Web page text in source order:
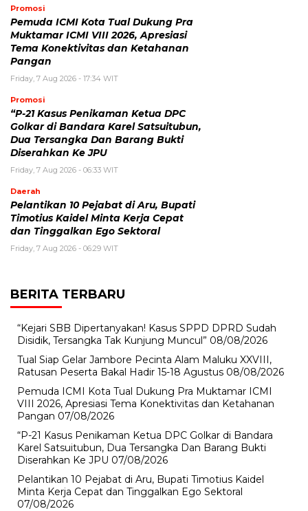
Promosi
Pemuda ICMI Kota Tual Dukung Pra
Muktamar ICMI VIII 2026, Apresiasi
Tema Konektivitas dan Ketahanan
Pangan
Friday, 7 Aug 2026 - 17:34 WIT
Promosi
“P-21 Kasus Penikaman Ketua DPC
Golkar di Bandara Karel Satsuitubun,
Dua Tersangka Dan Barang Bukti
Diserahkan Ke JPU
Friday, 7 Aug 2026 - 06:33 WIT
Daerah
Pelantikan 10 Pejabat di Aru, Bupati
Timotius Kaidel Minta Kerja Cepat
dan Tinggalkan Ego Sektoral
Friday, 7 Aug 2026 - 06:29 WIT
BERITA TERBARU
“Kejari SBB Dipertanyakan! Kasus SPPD DPRD Sudah
Disidik, Tersangka Tak Kunjung Muncul” 08/08/2026
Tual Siap Gelar Jambore Pecinta Alam Maluku XXVIII,
Ratusan Peserta Bakal Hadir 15-18 Agustus 08/08/2026
Pemuda ICMI Kota Tual Dukung Pra Muktamar ICMI
VIII 2026, Apresiasi Tema Konektivitas dan Ketahanan
Pangan 07/08/2026
“P-21 Kasus Penikaman Ketua DPC Golkar di Bandara
Karel Satsuitubun, Dua Tersangka Dan Barang Bukti
Diserahkan Ke JPU 07/08/2026
Pelantikan 10 Pejabat di Aru, Bupati Timotius Kaidel
Minta Kerja Cepat dan Tinggalkan Ego Sektoral
07/08/2026